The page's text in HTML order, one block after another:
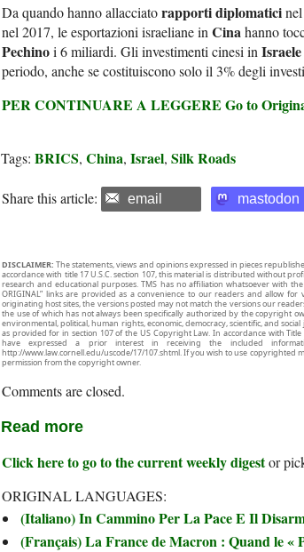
Da quando hanno allacciatorapportidiplomatici
nel 2017, le esportazioni israeliane in Cinahanno
Pechinoi 6 miliardi. Gli investimenti cinesi in Israele
periodo, anche se costituiscono solo il 3% degli
PER CONTINUARE A LEGGERE Go to
Tags: BRICS, China, Israel, Silk Roads
Share this article: email mastodon
DISCLAIMER: The statements, views and opinions expressed in pieces
accordance with title 17 U.S.C. section 107, this material is distributed without
research and educational purposes. TMS has no affiliation whatsoever with
ORIGINAL” links are provided as a convenience to our readers and allow
originating host sites, the versions posted may not match the versions our
the use of which has not always been specifically authorized by the copyright
environmental, political, human rights, economic, democracy, scientific, and
as provided for in section 107 of the US Copyright Law. In accordance with
have expressed a prior interest in receiving the included
http://www.law.cornell.edu/uscode/17/107.shtml. If you wish to use copyrighted
permission from the copyright owner.
Comments are closed.
Read more
Click here to go to the current weekly digestor
ORIGINAL LANGUAGES:
(Italiano) In Cammino Per La Pace E Il
(Français) La France de Macron : Quand le «